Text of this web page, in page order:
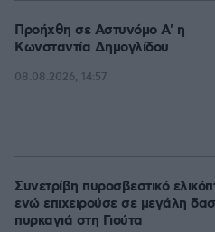
Προήχθη σε Αστυνόμο Α' η
Κωνσταντία Δημογλίδου
08.08.2026, 14:57
Συνετρίβη πυροσβεστικό
ενώ επιχειρούσε σε μεγάλη
πυρκαγιά στη Γιούτα